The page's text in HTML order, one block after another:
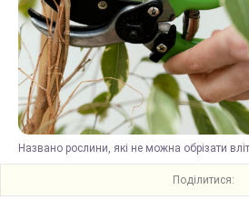
Названо рослини, які не можна обрізати
Поділитися: